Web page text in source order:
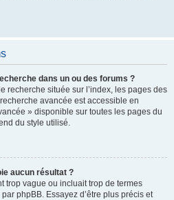
dans un ou des forums ?
recherche située sur l’index, les pages des
avancée est accessible en
» disponible sur toutes les pages du
du style utilisé.
aucun résultat ?
trop vague ou incluait trop de termes
phpBB. Essayez d’être plus précis et